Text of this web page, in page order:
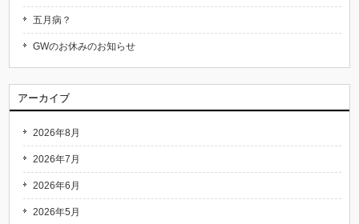
五月病？
GWのお休みのお知らせ
アーカイブ
2026年8月
2026年7月
2026年6月
2026年5月